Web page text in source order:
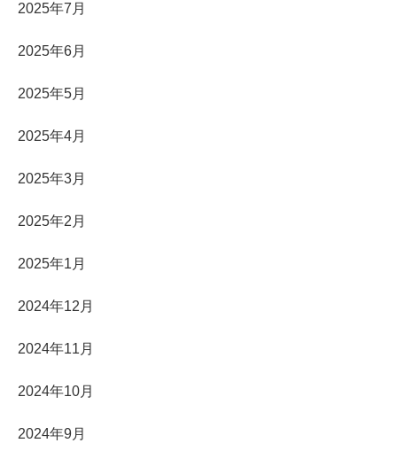
2025年7月
2025年6月
2025年5月
2025年4月
2025年3月
2025年2月
2025年1月
2024年12月
2024年11月
2024年10月
2024年9月